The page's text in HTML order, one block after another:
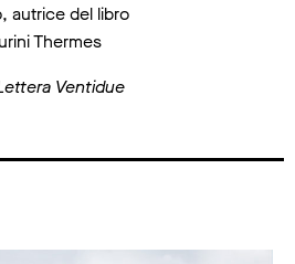
autrice del libro
Thermes
Ventidue